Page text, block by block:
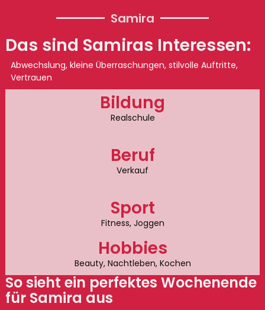
Samira
Das sind Samiras Interessen:
Abwechslung, kleine Überraschungen, stilvolle Auftritte,
Vertrauen
Bildung
Realschule
Beruf
Verkauf
Sport
Fitness, Joggen
Hobbies
Beauty, Nachtleben, Kochen
So sieht ein perfektes Wochenende
für Samira aus